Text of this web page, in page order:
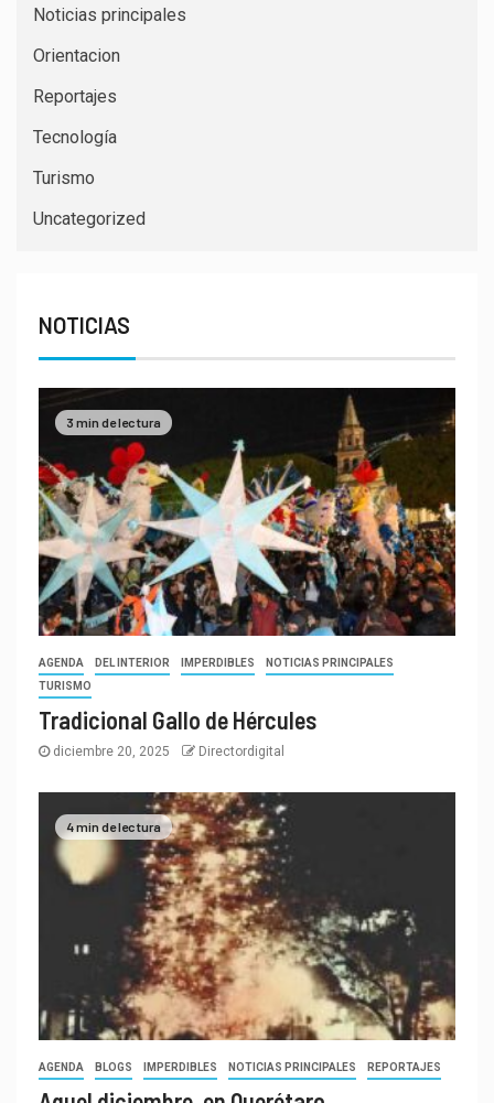
Noticias principales
Orientacion
Reportajes
Tecnología
Turismo
Uncategorized
NOTICIAS
3 min de lectura
AGENDA DEL INTERIOR IMPERDIBLES
NOTICIAS PRINCIPALES
TURISMO
Tradicional Gallo de Hércules
diciembre 20, 2025 Directordigital
4 min de lectura
AGENDA BLOGS IMPERDIBLES NOTICIAS PRINCIPALES REPORTAJES